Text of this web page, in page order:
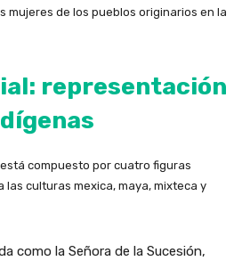
mujeres de los pueblos originarios en la
representación
compuesto por cuatro figuras
culturas mexica, maya, mixteca y
como la Señora de la Sucesión,